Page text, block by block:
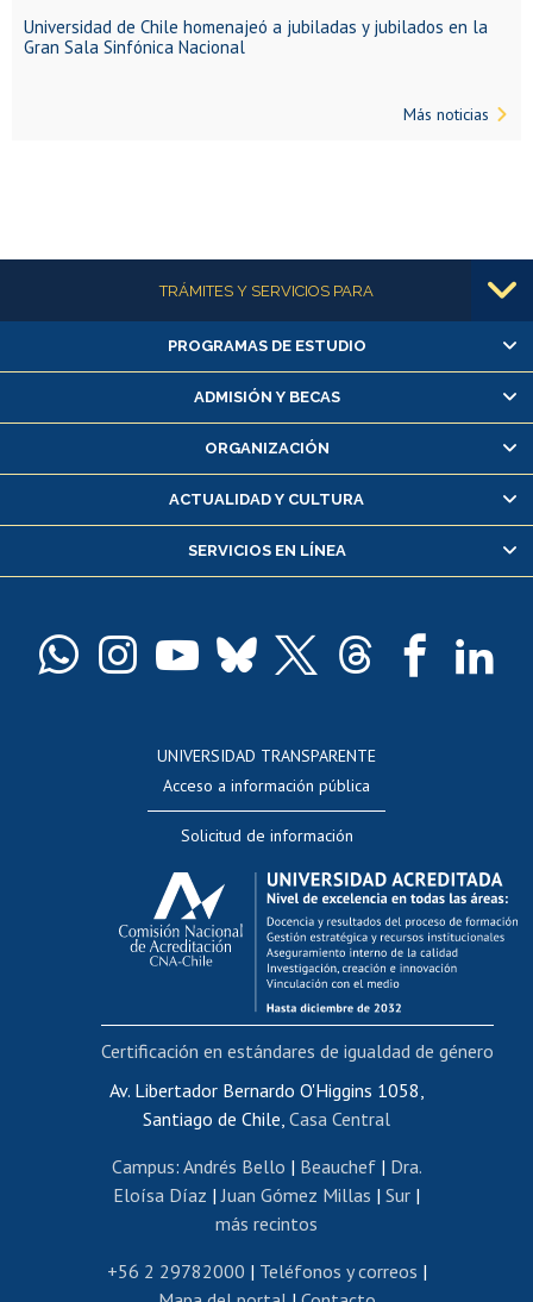
Universidad de Chile homenajeó a jubiladas y jubilados en la
Gran Sala Sinfónica Nacional
Más noticias
Más informaciónTRÁMITES Y SERVICIOS PARA
Alumnas/os y exalumnas/os
Matrícula en línea
Inscripción y cambio de asignaturas
Consulta y certificado de notas
Servicio médico y dental
Pago de arancel y crédito alumnos
Docentes
Evaluación docente
Calificación académica
Postulación al AUCAI
Funcionarias/os
Cursos internos de capacitación
Bienestar del personal
Portal de movilidad interna
Certificado de renta
Certificado de renta honorarios
Editar páginas blancas
Extranjeras/os
Revalidación y reconocimiento de títulos
PROGRAMAS DE ESTUDIO
ADMISIÓN Y BECAS
ORGANIZACIÓN
ACTUALIDAD Y CULTURA
SERVICIOS EN LÍNEA
UNIVERSIDAD TRANSPARENTE
Acceso a información pública
Solicitud de información
Av. Libertador Bernardo O'Higgins 1058,
Santiago de Chile, Casa Central
Campus: Andrés Bello | Beauchef| Dra.
Eloísa Díaz |Juan Gómez Millas | Sur |
más recintos
+56 2 29782000 | Teléfonos y correos |
Certificación en estándares de igualdad de género